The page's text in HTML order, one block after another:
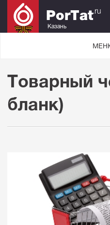
PorTat.ru
Казань
Товарный
бланк)